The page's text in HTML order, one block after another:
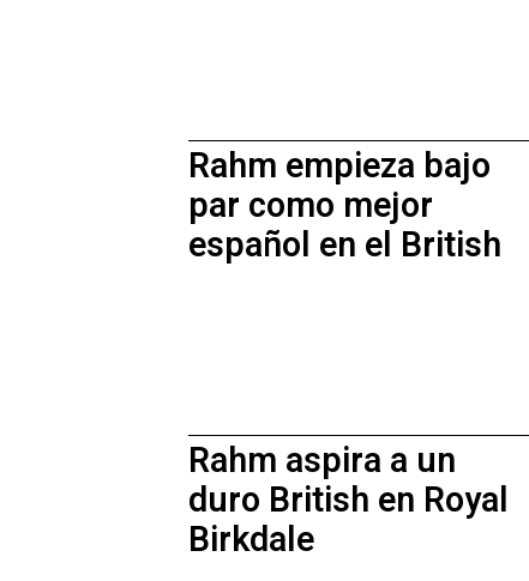
Rahm empieza bajo
par como mejor
español en el British
Rahm aspira a un
duro British en Royal
Birkdale